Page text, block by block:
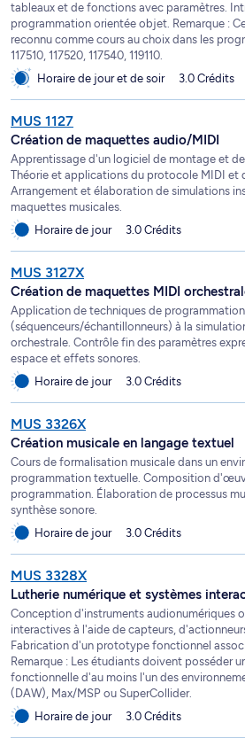
tableaux et de fonctions avec paramètres.
programmation orientée objet. Remarque :
reconnu comme cours au choix dans les
117510, 117520, 117540, 119110.
Horaire de jour et de soir
3.0 Crédits
MUS 1127
Création de maquettes audio/MIDI
Apprentissage d'un logiciel de montage et
Théorie et applications du protocole MIDI et
Arrangement et élaboration de simulations
maquettes musicales.
Horaire de jour
3.0 Crédits
MUS 3127X
Création de maquettes MIDI
Application de techniques de
(séquenceurs/échantillonneurs) à la
orchestrale. Contrôle fin des paramètres
espace et effets sonores.
Horaire de jour
3.0 Crédits
MUS 3326X
Création musicale en langage textuel
Cours de formalisation musicale dans un
programmation textuelle. Composition
programmation. Élaboration de processus
synthèse sonore.
Horaire de jour
3.0 Crédits
MUS 3328X
Lutherie numérique et systèmes
Conception d'instruments audionumériques
interactives à l'aide de capteurs,
Fabrication d'un prototype fonctionnel
Remarque : Les étudiants doivent posséder
fonctionnelle d'au moins l'un des
(DAW), Max/MSP ou SuperCollider.
Horaire de jour
3.0 Crédits